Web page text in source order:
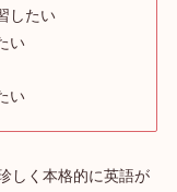
したい
い
い
しく本格的に英語が